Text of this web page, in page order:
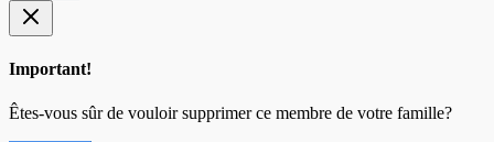
Important!
Êtes-vous sûr de vouloir supprimer ce membre de votre famille?